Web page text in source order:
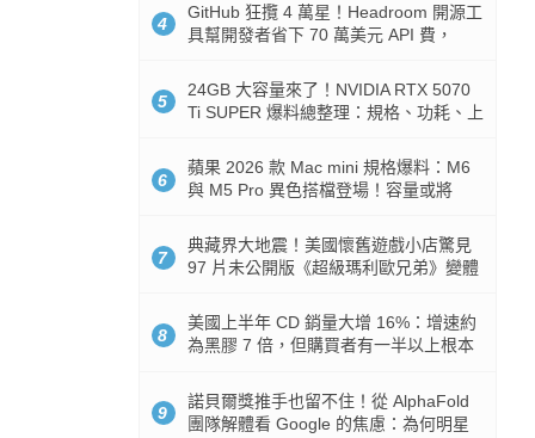
4
GitHub 狂攬 4 萬星！Headroom 開源工
具幫開發者省下 70 萬美元 API 費，
5
24GB 大容量來了！NVIDIA RTX 5070
Ti SUPER 爆料總整理：規格、功耗、上
6
蘋果 2026 款 Mac mini 規格爆料：M6
與 M5 Pro 異色搭檔登場！容量或將
7
典藏界大地震！美國懷舊遊戲小店驚見
97 片未公開版《超級瑪利歐兄弟》變體
8
美國上半年 CD 銷量大增 16%：增速約
為黑膠 7 倍，但購買者有一半以上根本
9
諾貝爾獎推手也留不住！從 AlphaFold
團隊解體看 Google 的焦慮：為何明星